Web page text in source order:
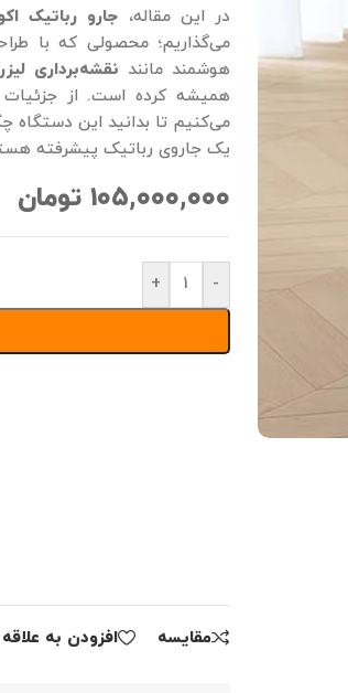
در این مقاله، جارو رباتیک
می‌گذاریم؛ محصولی که با
هوشمند مانند نقشه‌برداری
همیشه کرده است. از جزئیات
می‌کنیم تا بدانید این دستگاه
یک جاروی رباتیک پیشرفته
۱۰۵,۰۰۰,۰۰۰ تومان
-
+
مقايسه افزودن به